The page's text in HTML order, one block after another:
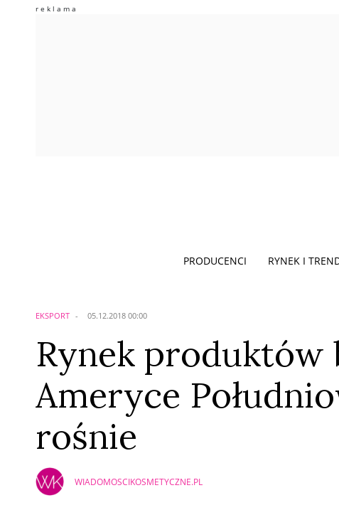
PRODUCENCI RYNEK I
EKSPORT 05.12.2018 00:00
Rynek produktów
Ameryce
rośnie
WIADOMOSCIKOSMETYCZNE.PL